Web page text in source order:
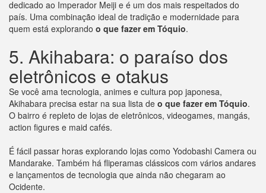
dedicado ao Imperador Meiji e é um dos mais respeitados do
país. Uma combinação ideal de tradição e modernidade para
quem está explorando o que fazer em Tóquio.
5. Akihabara: o paraíso dos
eletrônicos e otakus
Se você ama tecnologia, animes e cultura pop japonesa,
Akihabara precisa estar na sua lista de o que fazer em Tóquio.
O bairro é repleto de lojas de eletrônicos, videogames, mangás,
action figures e maid cafés.
É fácil passar horas explorando lojas como Yodobashi Camera ou
Mandarake. Também há fliperamas clássicos com vários andares
e lançamentos de tecnologia que ainda não chegaram ao
Ocidente.